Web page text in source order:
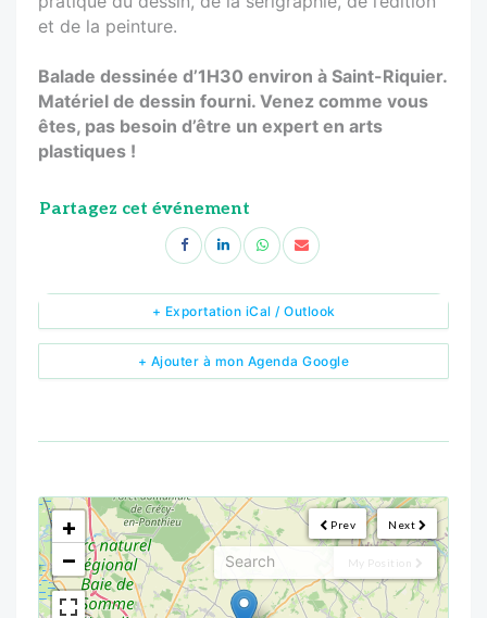
et de la peinture.
Balade dessinée d’1H30 environ à Saint-Riquier.
Matériel de dessin fourni. Venez comme vous
êtes, pas besoin d’être un expert en arts
plastiques !
Partagez cet événement
+ Ajouter à mon Agenda Google
+ Exportation iCal / Outlook
Next
Prev
My Position
<!---->
+
−